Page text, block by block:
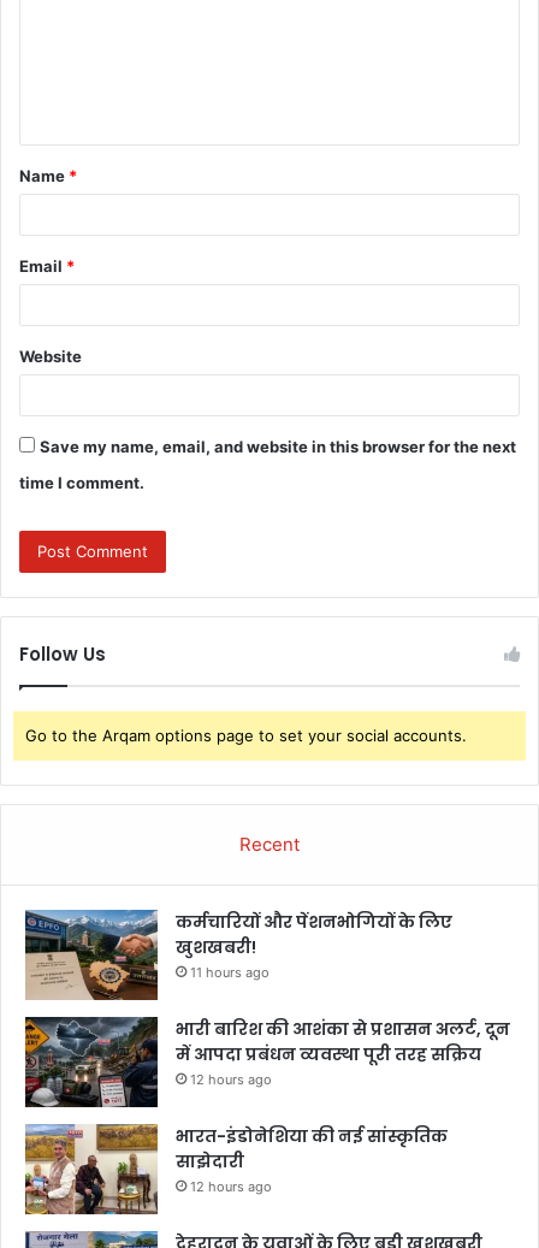
t
*
Name *
Email *
Website
Save my name, email, and website in this browser for the next
time I comment.
Follow Us
Go to the Arqam options page to set your social accounts.
Recent
कर्मचारियों और पेंशनभोगियों के लिए
खुशखबरी!
11 hours ago
भारी बारिश की आशंका से प्रशासन अलर्ट, दून
में आपदा प्रबंधन व्यवस्था पूरी तरह सक्रिय
12 hours ago
भारत-इंडोनेशिया की नई सांस्कृतिक
साझेदारी
12 hours ago